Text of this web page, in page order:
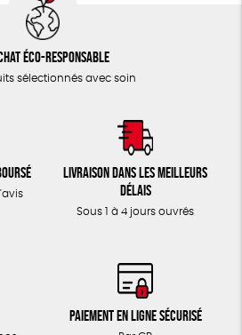
éco-responsable
sélectionnés avec soin
Livraison dans les meilleurs
délais
Sous 1 à 4 jours ouvrés
Paiement en ligne sécurisé